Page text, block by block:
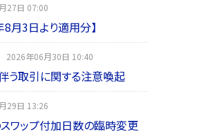
27日 07:00
月3日より適用分】
2026年06月30日 10:40
う取引に関する注意喚起
29日 13:26
ワップ付加日数の臨時変更